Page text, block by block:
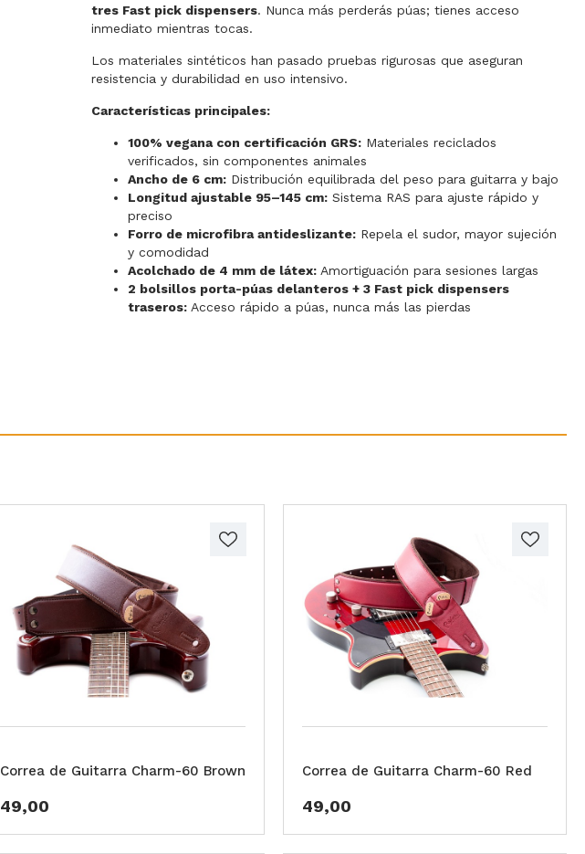
tres Fast pick dispensers. Nunca más perderás púas; tienes acceso
inmediato mientras tocas.
Los materiales sintéticos han pasado pruebas rigurosas que aseguran
resistencia y durabilidad en uso intensivo.
Características principales:
100% vegana con certificación GRS: Materiales reciclados
verificados, sin componentes animales
Ancho de 6 cm: Distribución equilibrada del peso para guitarra y bajo
Longitud ajustable 95–145 cm: Sistema RAS para ajuste rápido y
preciso
Forro de microfibra antideslizante: Repela el sudor, mayor sujeción
y comodidad
Acolchado de 4 mm de látex: Amortiguación para sesiones largas
2 bolsillos porta-púas delanteros + 3 Fast pick dispensers
traseros: Acceso rápido a púas, nunca más las pierdas
Correa de Guitarra Charm-60 Brown
49,00
Correa de Guitarra Charm-60 Red
49,00